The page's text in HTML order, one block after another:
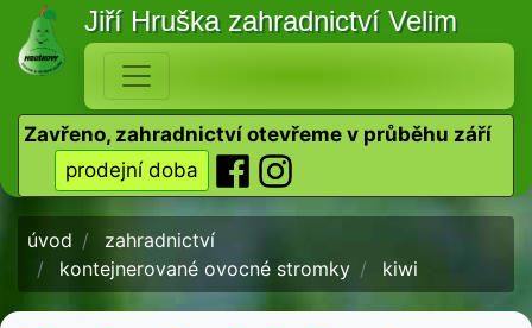
Jiří Hruška zahradnictví Velim
Zavřeno, zahradnictví otevřeme v průběhu září
prodejní doba
úvod
zahradnictví
kontejnerované ovocné stromky
kiwi